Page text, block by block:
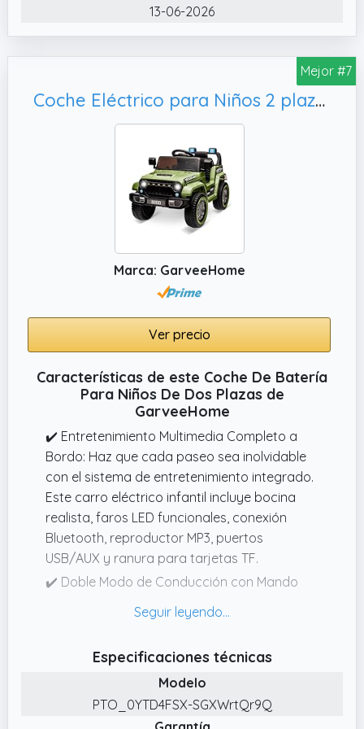
13-06-2026
Mejor #7
Coche Eléctrico para Niños 2 plazas 12V con mando parental,Coche todo terreno/Carro electrico infantil Para niños 3-8 años(Verde)
Marca: GarveeHome
Ver precio
Características de este Coche De Batería
Para Niños De Dos Plazas de
GarveeHome
✔️ Entretenimiento Multimedia Completo a
Bordo: Haz que cada paseo sea inolvidable
con el sistema de entretenimiento integrado.
Este carro eléctrico infantil incluye bocina
realista, faros LED funcionales, conexión
Bluetooth, reproductor MP3, puertos
USB/AUX y ranura para tarjetas TF.
✔️ Doble Modo de Conducción con Mando
combinan gracias a sus 2 modos de
forma autónoma con el volante y el pedal,
mientras que los padres pueden tomar el
control mediante el mando parental 2.4G con
un alcance de hasta 20 metros. Este quad
Especificaciones técnicas
Modelo
PTO_0YTD4FSX-SGXWrtQr9Q